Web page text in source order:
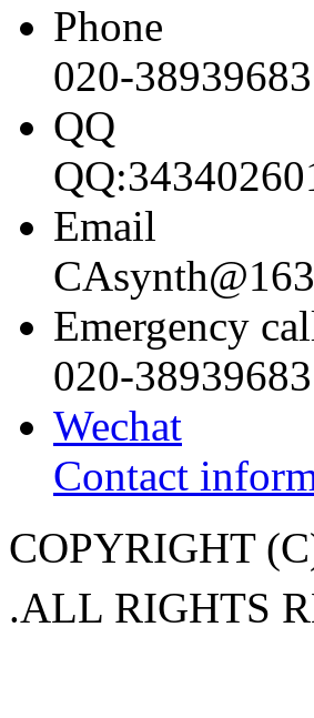
Phone
020-38939683
QQ
Email
Emergency
020-38939683
Wechat
Contact
COPYRIGHT
.ALL RIGHTS